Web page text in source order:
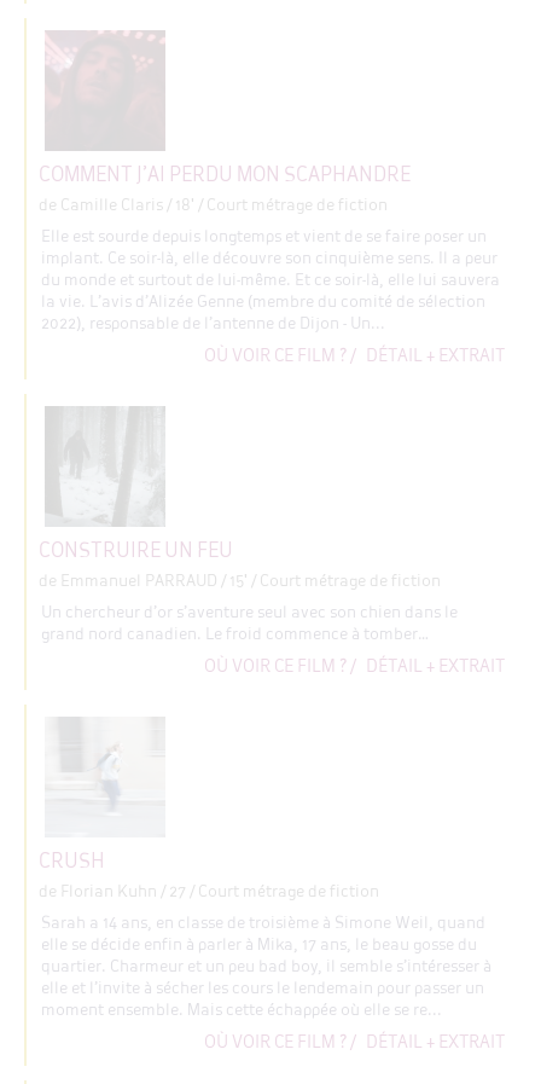
COMMENT J’AI PERDU MON SCAPHANDRE
de Camille Claris / 18' / Court métrage de fiction
Elle est sourde depuis longtemps et vient de se faire poser un
implant. Ce soir-là, elle découvre son cinquième sens. Il a peur
du monde et surtout de lui-même. Et ce soir-là, elle lui sauvera
la vie. L’avis d’Alizée Genne (membre du comité de sélection
2022), responsable de l’antenne de Dijon - Un...
OÙ VOIR CE FILM ? / DÉTAIL + EXTRAIT
CONSTRUIRE UN FEU
de Emmanuel PARRAUD / 15' / Court métrage de fiction
Un chercheur d’or s’aventure seul avec son chien dans le
grand nord canadien. Le froid commence à tomber…
OÙ VOIR CE FILM ? / DÉTAIL + EXTRAIT
CRUSH
de Florian Kuhn / 27 / Court métrage de fiction
Sarah a 14 ans, en classe de troisième à Simone Weil, quand
elle se décide enfin à parler à Mika, 17 ans, le beau gosse du
quartier. Charmeur et un peu bad boy, il semble s’intéresser à
elle et l’invite à sécher les cours le lendemain pour passer un
moment ensemble. Mais cette échappée où elle se re...
OÙ VOIR CE FILM ? / DÉTAIL + EXTRAIT